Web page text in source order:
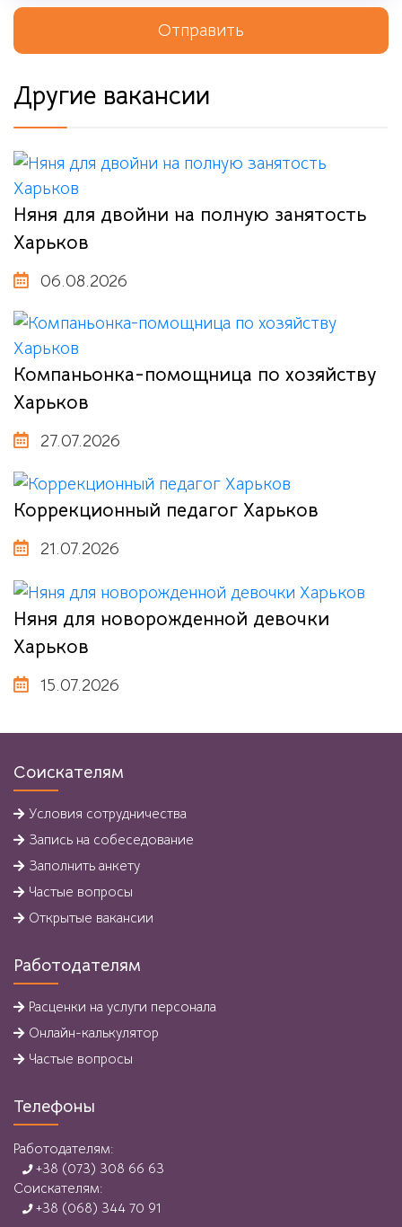
Отправить
Другие вакансии
Няня для двойни на полную занятость
Харьков
06.08.2026
Компаньонка-помощница по хозяйству
Харьков
27.07.2026
Коррекционный педагог Харьков
21.07.2026
Няня для новорожденной девочки
Харьков
15.07.2026
Соискателям
Условия сотрудничества
Запись на собеседование
Заполнить анкету
Частые вопросы
Открытые вакансии
Работодателям
Расценки на услуги персонала
Онлайн-калькулятор
Частые вопросы
Телефоны
Работодателям:
+38 (073) 308 66 63
Соискателям:
+38 (068) 344 70 91